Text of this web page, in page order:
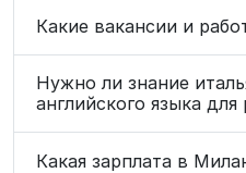
Какие вакансии и
Нужно ли знание
английского языка
Какая зарплата в